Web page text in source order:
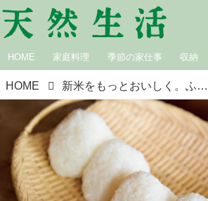
HOME 家庭料理 季節の家仕事 収納
HOME 新米をもっとおいしく。ふんわり「おにぎり」のコツ／お米を愛するフードディレクター・野村友里さん